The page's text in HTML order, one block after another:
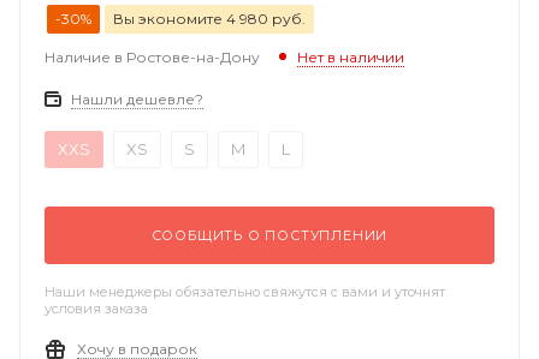
-30% Вы экономите 4 980 руб.
Наличие в Ростове-на-Дону Нет в наличии
Нашли дешевле?
XXS XS S M L
СООБЩИТЬ О ПОСТУПЛЕНИИ
Наши менеджеры обязательно свяжутся с вами и уточнят
условия заказа
Хочу в подарок